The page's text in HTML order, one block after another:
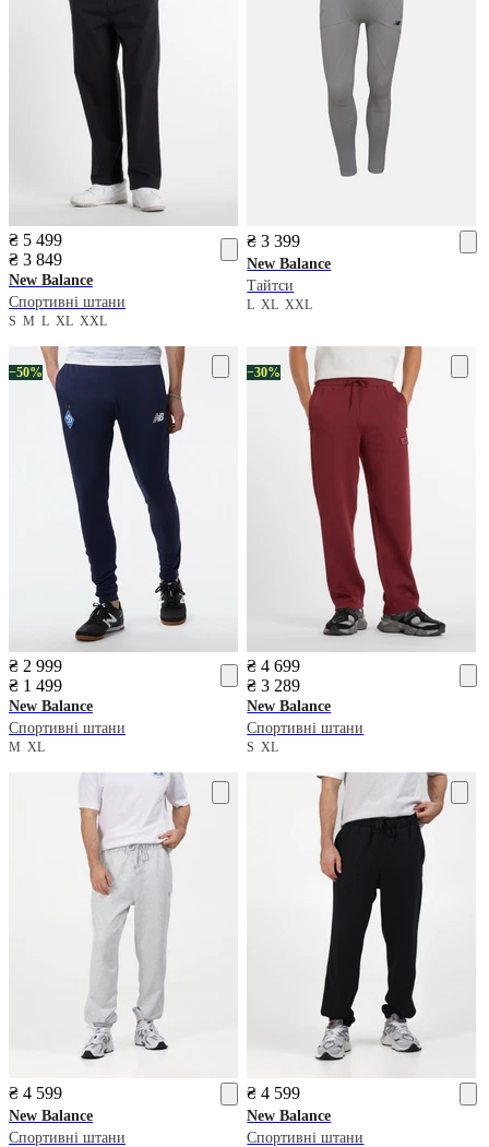
₴ 5 499
₴ 3 849
New Balance
Спортивні штани
S M L XL XXL
₴ 3 399
New Balance
Тайтси
LXLXXL
−50%
₴ 2 999
₴ 1 499
New Balance
Спортивні штани
M XL
−30%
₴ 4 699
₴ 3 289
New Balance
Спортивні штани
SXL
₴ 4 599
New Balance
Спортивні штани
₴ 4 599
New Balance
Спортивні штани